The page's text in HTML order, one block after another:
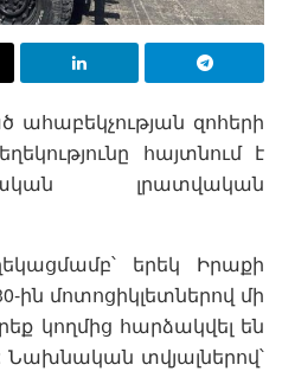
ահաբեկչության զոհերի
հայտնում է
լրատվական
երեկ Իրաքի
ին մոտոցիկլետներով մի
կողմից հարձակվել են
Նախնական տվյալներով՝